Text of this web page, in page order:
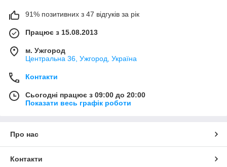
91% позитивних з 47 відгуків за рік
Працює з 15.08.2013
м. Ужгород
Центральна 36, Ужгород, Україна
Контакти
Сьогодні працює з 09:00 до 20:00
Показати весь графік роботи
Про нас
Контакти